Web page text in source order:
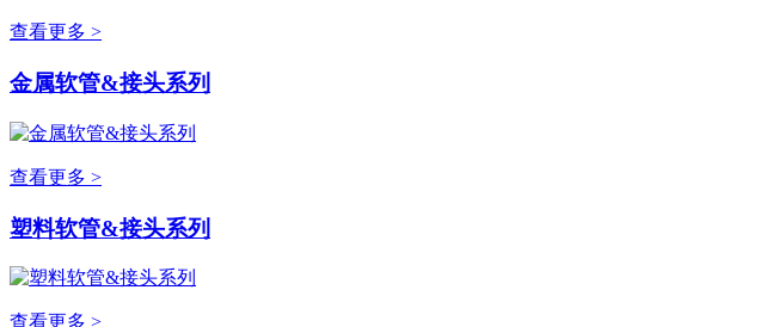
查看更多 >
金属软管&接头系列
查看更多 >
塑料软管&接头系列
查看更多 >